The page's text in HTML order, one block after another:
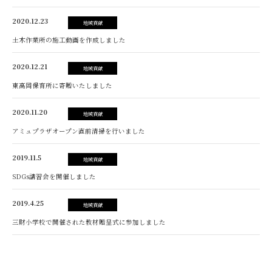
2020.12.23 地域貢献
土木作業所の施工動画を作成しました
2020.12.21 地域貢献
東高岡保育所に寄贈いたしました
2020.11.20 地域貢献
アミュプラザオープン直前清掃を行いました
2019.11.5 地域貢献
SDGs講習会を開催しました
2019.4.25 地域貢献
三財小学校で開催された教材贈呈式に参加しました